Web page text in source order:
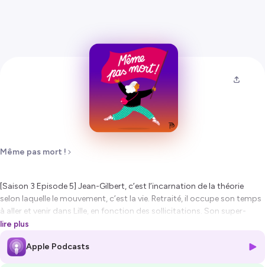
Même pas mort !
[Saison 3 Episode 5] Jean-Gilbert, c’est l’incarnation de la théorie
selon laquelle le mouvement, c’est la vie. Retraité, il occupe son temps
à aller et venir dans Lille, en fonction des sollicitations. Son super-
pouvoir : le bricolage. Son fidèle destrier : son vélo, qu’il pleuve, qu’il
vente ou qu’il neige.
lire plus
Apple Podcasts